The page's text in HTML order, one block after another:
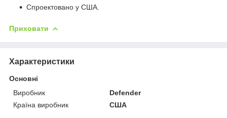
Спроектовано у США.
Приховати
Характеристики
Основні
Виробник
Defender
Країна виробник
США